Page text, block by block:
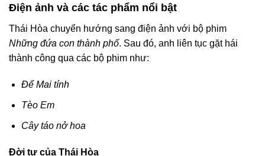
Điện ảnh và các tác phẩm nổi bật
Thái Hòa chuyển hướng sang điện ảnh với bộ phim
Những đứa con thành phố. Sau đó, anh liên tục gặt hái
thành công qua các bộ phim như:
Để Mai tính
Tèo Em
Cây táo nở hoa
Đời tư của Thái Hòa